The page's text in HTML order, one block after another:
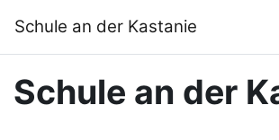
Schule an der Kastanie
Schule an der